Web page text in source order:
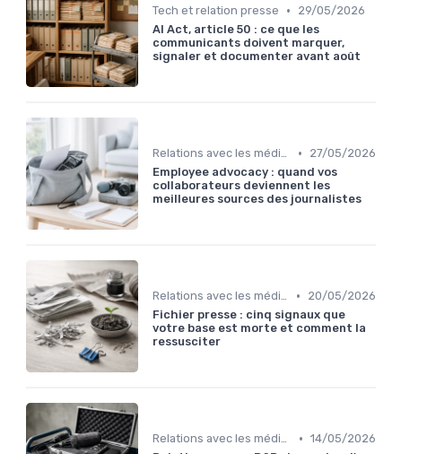
Tech et relation presse •
29/05/2026
AI Act, article 50 : ce que les
communicants doivent marquer,
signaler et documenter avant août
Relations avec les médias •
27/05/2026
Employee advocacy : quand vos
collaborateurs deviennent les
meilleures sources des journalistes
Relations avec les médias •
20/05/2026
Fichier presse : cinq signaux que
votre base est morte et comment la
ressusciter
Relations avec les médias • 14/05/2026